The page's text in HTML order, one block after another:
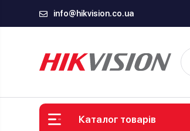
info@hikvision.co.ua
Каталог товарів